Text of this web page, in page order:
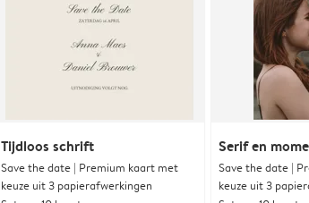
Tijdloos schrift
Save the date | Premium kaart met
keuze uit 3 papierafwerkingen
Serif en
Save the date |
keuze uit 3